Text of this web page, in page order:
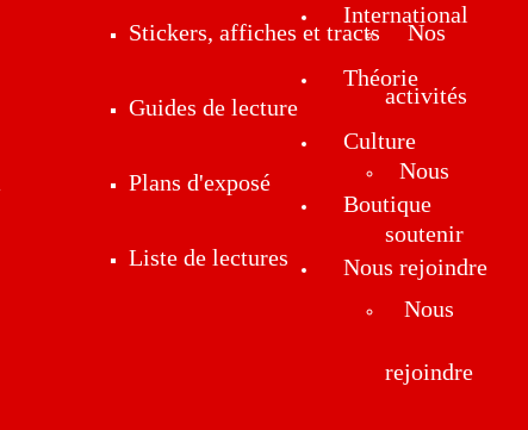
Stickers, affiches et tracts
Guides de lecture
Plans d'exposé
Liste de lectures
Nos
activités
Nous
soutenir
Nous
rejoindre
International
Théorie
Culture
Boutique
Nous rejoindre